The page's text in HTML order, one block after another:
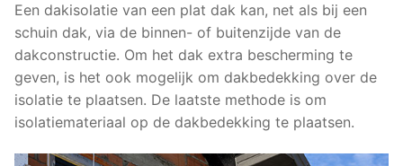
Een dakisolatie van een plat dak kan, net als bij een
schuin dak, via de binnen- of buitenzijde van de
dakconstructie. Om het dak extra bescherming te
geven, is het ook mogelijk om dakbedekking over de
isolatie te plaatsen. De laatste methode is om
isolatiemateriaal op de dakbedekking te plaatsen.